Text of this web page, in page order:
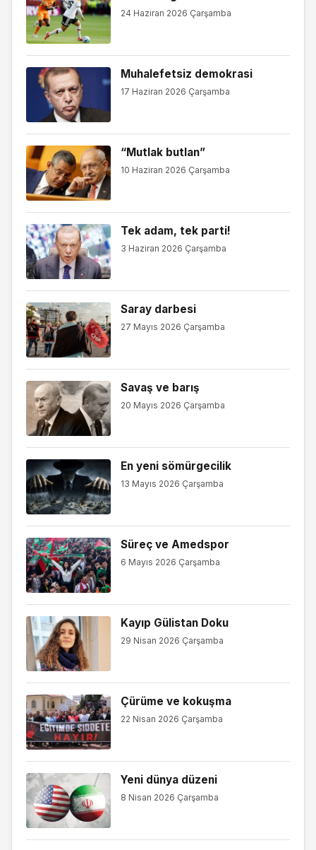
24 Haziran 2026 Çarşamba
Muhalefetsiz demokrasi
17 Haziran 2026 Çarşamba
“Mutlak butlan”
10 Haziran 2026 Çarşamba
Tek adam, tek parti!
3 Haziran 2026 Çarşamba
Saray darbesi
27 Mayıs 2026 Çarşamba
Savaş ve barış
20 Mayıs 2026 Çarşamba
En yeni sömürgecilik
13 Mayıs 2026 Çarşamba
Süreç ve Amedspor
6 Mayıs 2026 Çarşamba
Kayıp Gülistan Doku
29 Nisan 2026 Çarşamba
Çürüme ve kokuşma
22 Nisan 2026 Çarşamba
Yeni dünya düzeni
8 Nisan 2026 Çarşamba